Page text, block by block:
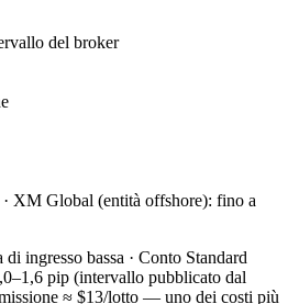
del broker
XM Global (entità offshore): fino a
di ingresso bassa · Conto Standard
pip (intervallo pubblicato dal
≈ $13/lotto — uno dei costi più